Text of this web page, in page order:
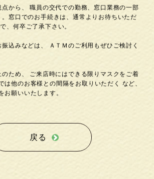
点から、 職員の交代での勤務、窓口業務の一部
窓口でのお手続きは、通常よりお待ちいただ
、何卒ご了承下さい。
込みなどは、 ＡＴＭのご利用もぜひご検討く
のため、 ご来店時にはできる限りマスクをご着
は他のお客様との間隔をお取りいただく など、
お願いいたします。
戻る